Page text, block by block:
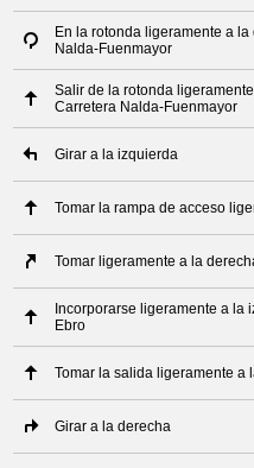
En la rotonda ligeramente a
Nalda-Fuenmayor
Salir de la rotonda
Carretera Nalda-Fuenmayor
Girar a la izquierda
Tomar la rampa de acceso
Tomar ligeramente a la
Incorporarse ligeramente a la
Ebro
Tomar la salida ligeramente a
Girar a la derecha